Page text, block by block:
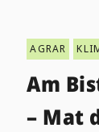
AGRAR
Am
– Mat